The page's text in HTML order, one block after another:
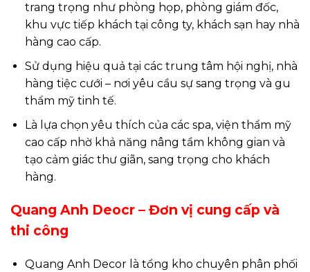
trang trọng như phòng họp, phòng giám đốc,
khu vực tiếp khách tại công ty, khách sạn hay nhà
hàng cao cấp.
Sử dụng hiệu quả tại các trung tâm hội nghị, nhà
hàng tiệc cưới – nơi yêu cầu sự sang trọng và gu
thẩm mỹ tinh tế.
Là lựa chọn yêu thích của các spa, viện thẩm mỹ
cao cấp nhờ khả năng nâng tầm không gian và
tạo cảm giác thư giãn, sang trọng cho khách
hàng.
Quang Anh Deocr – Đơn vị cung cấp và
thi công
Quang Anh Decor là tổng kho chuyên phân phối